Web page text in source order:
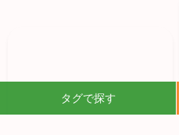
タグで探す